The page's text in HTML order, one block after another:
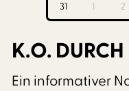
31 1 2
K.O.
Ein informativer